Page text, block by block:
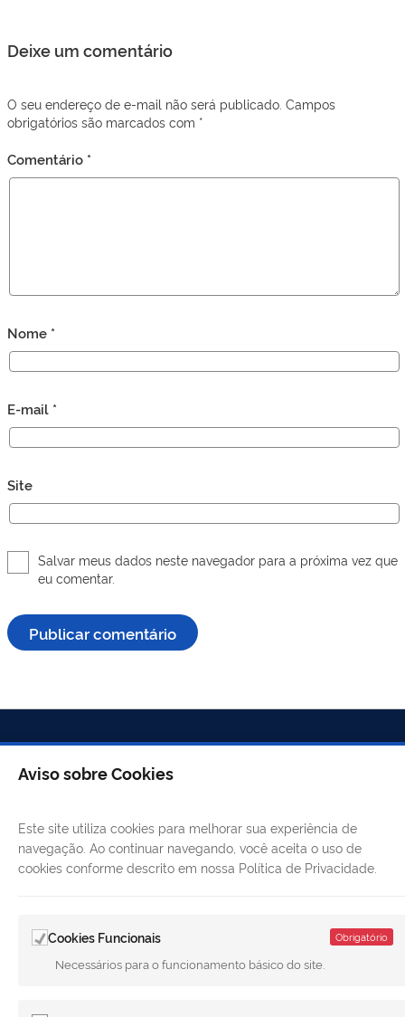
Deixe um comentário
O seu endereço de e-mail não será publicado. Campos
obrigatórios são marcados com *
Comentário *
Nome *
E-mail *
Site
Salvar meus dados neste navegador para a próxima vez que
eu comentar.
CANAIS
Aviso sobre Cookies
Este site utiliza cookies para melhorar sua experiência de
navegação. Ao continuar navegando, você aceita o uso de
cookies conforme descrito em nossa Política de Privacidade.
Cookies Funcionais Obrigatório
Necessários para o funcionamento básico do site.